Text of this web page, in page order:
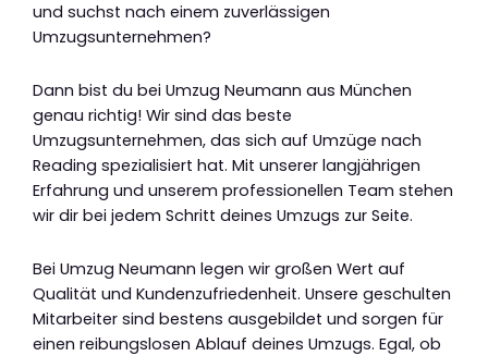
und suchst nach einem zuverlässigen
Umzugsunternehmen?
Dann bist du bei Umzug Neumann aus München
genau richtig! Wir sind das beste
Umzugsunternehmen, das sich auf Umzüge nach
Reading spezialisiert hat. Mit unserer langjährigen
Erfahrung und unserem professionellen Team stehen
wir dir bei jedem Schritt deines Umzugs zur Seite.
Bei Umzug Neumann legen wir großen Wert auf
Qualität und Kundenzufriedenheit. Unsere geschulten
Mitarbeiter sind bestens ausgebildet und sorgen für
einen reibungslosen Ablauf deines Umzugs. Egal, ob